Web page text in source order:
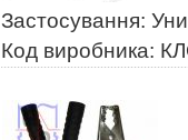
Застосування:
Код виробника: